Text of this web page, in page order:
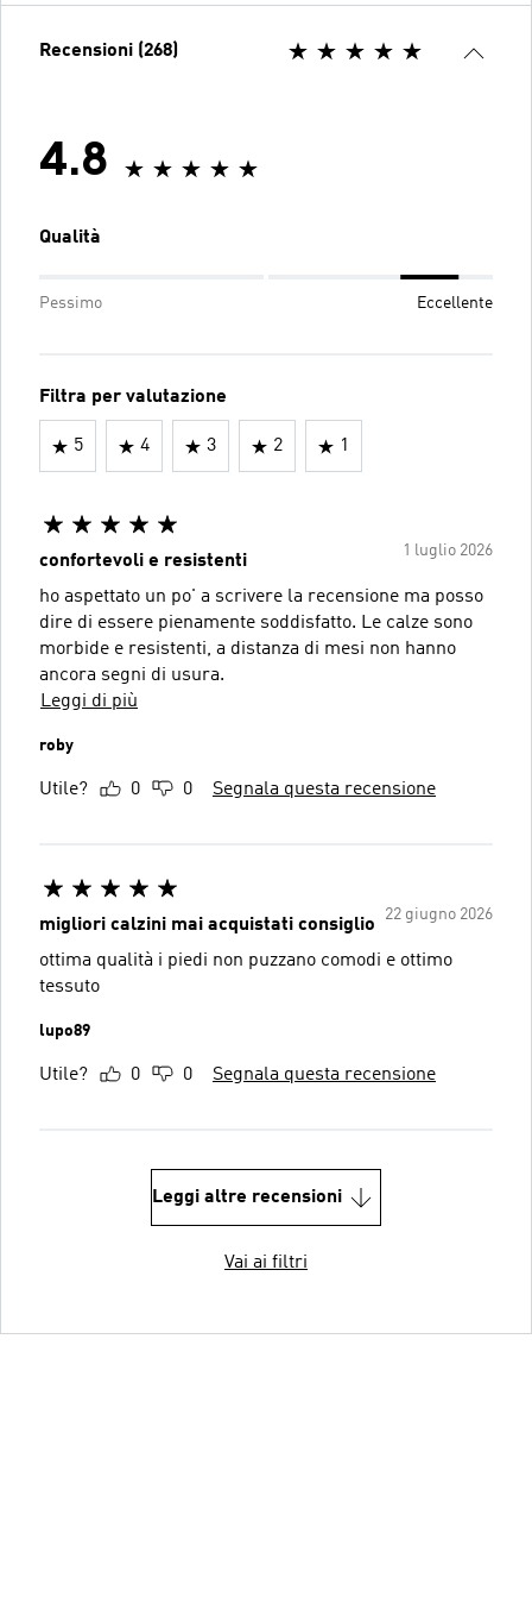
Recensioni (268)
4.8
Qualità
Pessimo Eccellente
Filtra per valutazione
5 4 3 2 1
1 luglio 2026
confortevoli e resistenti
ho aspettato un po' a scrivere la recensione ma posso
dire di essere pienamente soddisfatto. Le calze sono
morbide e resistenti, a distanza di mesi non hanno
ancora segni di usura.
Leggi di più
roby
Utile? 0 0 Segnala questa recensione
22 giugno 2026
migliori calzini mai acquistati consiglio
ottima qualità i piedi non puzzano comodi e ottimo
tessuto
lupo89
Utile? 0 0 Segnala questa recensione
Leggi altre recensioni
Vai ai filtri